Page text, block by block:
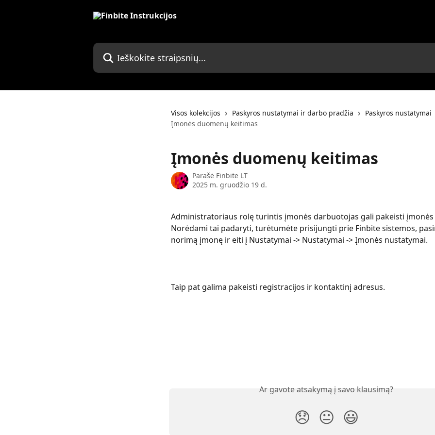
Ieškokite straipsnių...
Visos kolekcijos Paskyros nustatymai ir darbo pradžia
Paskyros nustatymai
Įmonės duomenų keitimas
Įmonės duomenų keitimas
Parašė Finbite LT
2025 m. gruodžio 19 d.
Administratoriaus rolę turintis įmonės darbuotojas gali pakeisti
Norėdami tai padaryti, turėtumėte prisijungti prie Finbite sistemos,
norimą įmonę ir eiti į Nustatymai -> Nustatymai -> Įmonės nustatymai.
Taip pat galima pakeisti registracijos ir kontaktinį adresus.
Ar gavote atsakymą į savo klausimą?
😞 😐 😃